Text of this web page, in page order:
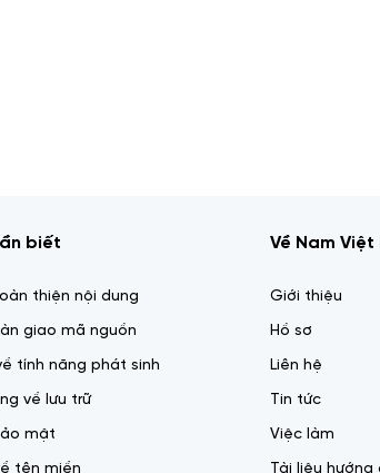
biết
thiện nội dung
giao mã nguồn
tính năng phát sinh
về lưu trữ
mật
tên miền
Về Nam Việt
Giới thiệu
Hồ sơ
Liên hệ
Tin tức
Việc làm
Tài liệu hướng